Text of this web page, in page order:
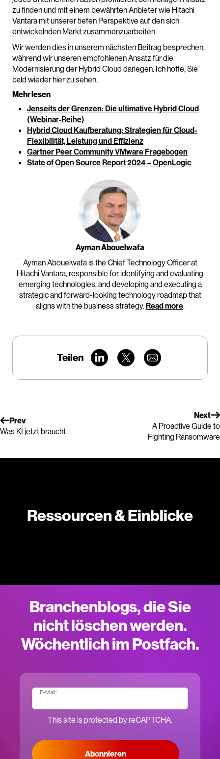
zu finden und mit einem bewährten Anbieter wie Hitachi
Vantara mit unserer tiefen Perspektive auf den sich
entwickelnden Markt zusammenzuarbeiten.
Wir werden dies in unserem nächsten Beitrag besprechen,
während wir unseren empfohlenen Ansatz für die
Modernisierung der Hybrid Cloud darlegen. Ich hoffe, Sie
bald wieder hier zu sehen.
Mehr lesen
Jenseits der Grenzen: Die ultimative Hybrid Cloud
(Webinar-Reihe)
Hybrid Cloud Kaufberatung: Strategien für Cloud-
Flexibilität, Leistung und Effizienz
Gartner Peer Community VMware Fragebogen
State of Open Source Report 2024 – OpenLogic
Ayman Abouelwafa
Ayman Abouelwafa is the Chief Technology Officer at
Hitachi Vantara, responsible for identifying and evaluating
emerging technologies, and developing and executing a
strategic and forward-looking technology roadmap that
aligns with the business strategy.Read more.
Teilen
Prev
Was KI jetzt braucht
Next
A Proactive Guide to
Fighting Ransomware
Ressourcen & Einblicke
Branchenblogs, die Sie
nicht löschen werden.
Wöchentlich im Postfach.
E-Mail*
This site is protected by reCAPTCHA.
Abonnieren